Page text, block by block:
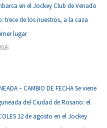
en el Jockey Club de Venado
trece de los nuestros, a la caza
lugar
– CAMBIO DE FECHA Se viene
del Ciudad de Rosario: el
12 de agosto en el Jockey